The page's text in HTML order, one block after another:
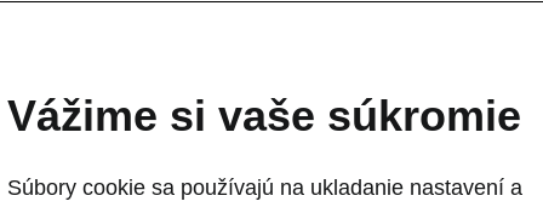
Vážime si vaše súkromie
Súbory cookie sa používajú na ukladanie nastavení a